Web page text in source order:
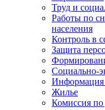
Труд и
Работы по
населения
Контроль в
Защита
Социально-
Информация
Жилье
Комиссия по